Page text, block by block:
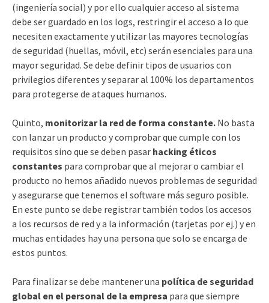
(ingeniería social) y por ello cualquier acceso al sistema
debe ser guardado en los logs, restringir el acceso a lo que
necesiten exactamente y utilizar las mayores tecnologías
de seguridad (huellas, móvil, etc) serán esenciales para una
mayor seguridad. Se debe definir tipos de usuarios con
privilegios diferentes y separar al 100% los departamentos
para protegerse de ataques humanos.
Quinto, monitorizar la red de forma constante. No basta
con lanzar un producto y comprobar que cumple con los
requisitos sino que se deben pasar hacking éticos
constantes para comprobar que al mejorar o cambiar el
producto no hemos añadido nuevos problemas de seguridad
y asegurarse que tenemos el software más seguro posible.
En este punto se debe registrar también todos los accesos
a los recursos de red y a la información (tarjetas por ej.) y en
muchas entidades hay una persona que solo se encarga de
estos puntos.
Para finalizar se debe mantener una política de seguridad
global en el personal de la empresa para que siempre